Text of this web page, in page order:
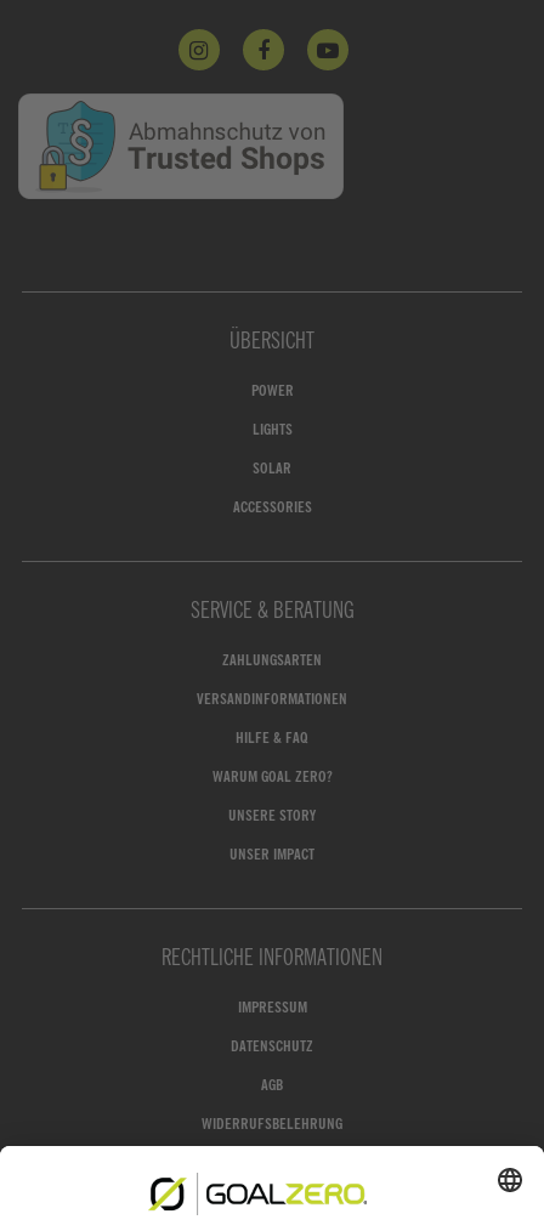
ÜBERSICHT
POWER
LIGHTS
SOLAR
ACCESSORIES
SERVICE & BERATUNG
ZAHLUNGSARTEN
VERSANDINFORMATIONEN
HILFE & FAQ
WARUM GOAL ZERO?
UNSERE STORY
UNSER IMPACT
RECHTLICHE INFORMATIONEN
IMPRESSUM
DATENSCHUTZ
AGB
WIDERRUFSBELEHRUNG